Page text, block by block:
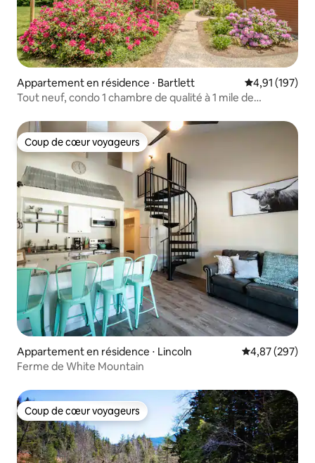
Appartement en résidence ⋅ Bartlett Évaluation
4,91 (197)
Tout neuf, condo 1 chambre de qualité à 1 mile de
Coup de cœur voyageurs
Coup de cœur voyageurs
Appartement en résidence ⋅ Lincoln Évaluation
4,87 (297)
Ferme de White Mountain
Coup de cœur voyageurs
Coup de cœur voyageurs